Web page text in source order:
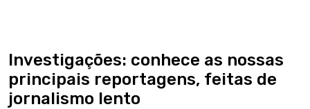
Investigações: conhece as nossas
principais reportagens, feitas de
jornalismo lento